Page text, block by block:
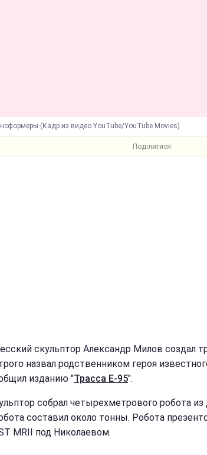
(Кадр из видео YouTube/YouTube Movies)
Поділитися:
скульптор Александр Милов создал
назвал родственником героя
изданию "Трасса Е-95".
собрал четырехметрового робота
составил около тонны. Робота
MRII под Николаевом.